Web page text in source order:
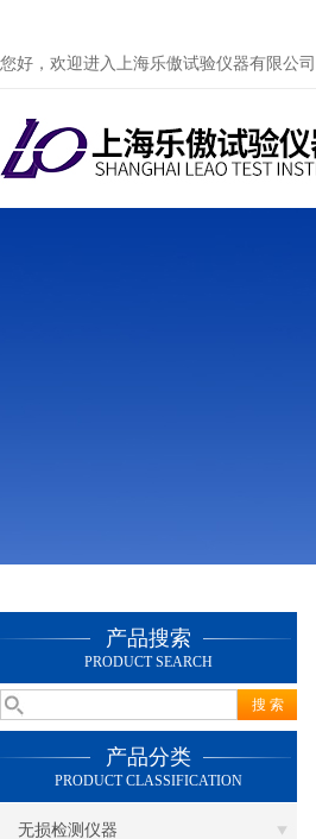
您好，欢迎进入上海乐傲试验仪器有限公司
产品搜索
PRODUCT SEARCH
产品分类
PRODUCT CLASSIFICATION
无损检测仪器